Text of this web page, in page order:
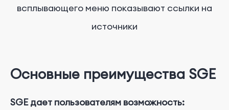
всплывающего меню показывают ссылки на
источники
Основные преимущества SGE
SGE дает пользователям возможность: